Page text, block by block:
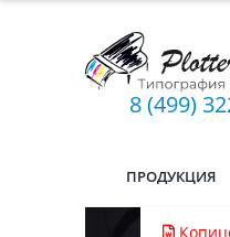
8 (499)
ПРОДУКЦИЯ